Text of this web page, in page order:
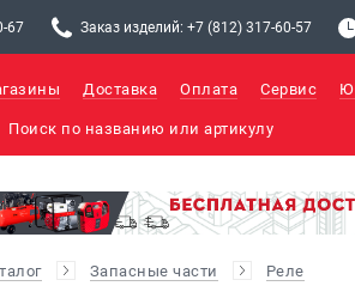
67 Заказ изделий: +7 (812) 317-60-57
Доставка Оплата Сервис
Запасные части Реле